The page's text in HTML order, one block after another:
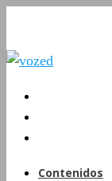
Contenidos